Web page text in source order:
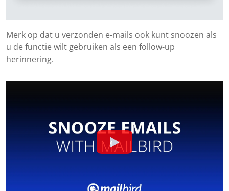
Merk op dat u verzonden e-mails ook kunt snoozen als
u de functie wilt gebruiken als een follow-up
herinnering.